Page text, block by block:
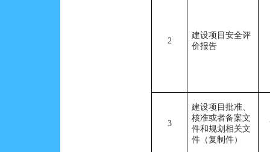
2
建设项目安全评
价报告
3
建设项目批准、
核准或者备案文
件和规划相关文
件（复制件）